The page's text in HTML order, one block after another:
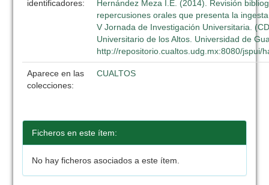
identificadores:
Hernández Meza I.E. (2014). Revisión
repercusiones orales que presenta la
V Jornada de Investigación Universitaria.
Universitario de los Altos. Universidad de
http://repositorio.cualtos.udg.mx:8080/jspui/
Aparece en las
colecciones:
CUALTOS
Ficheros en este ítem:
No hay ficheros asociados a este ítem.